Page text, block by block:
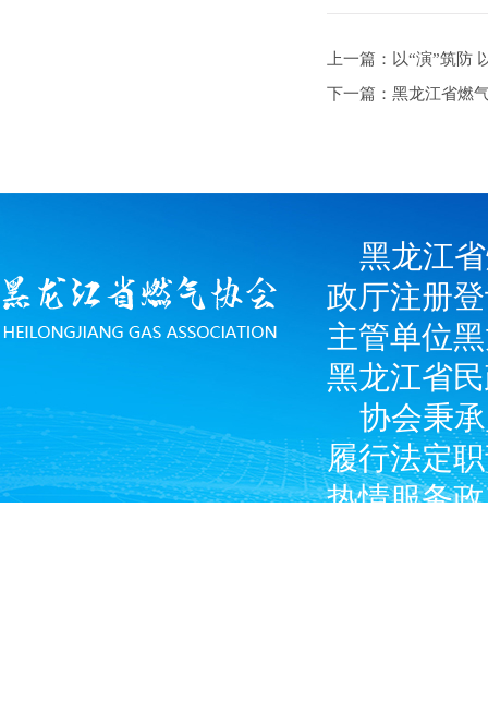
上一篇：以“演”筑
下一篇：黑龙江省燃
黑龙江
政厅注册
主管单位
黑龙江省
协会秉
履行法定
热情服务